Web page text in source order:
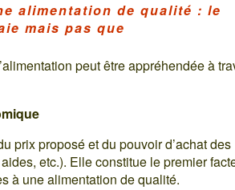
alimentation de qualité : le
mais pas que
peut être appréhendée à
prix proposé et du pouvoir d’achat des
etc.). Elle constitue le premier
à une alimentation de qualité.